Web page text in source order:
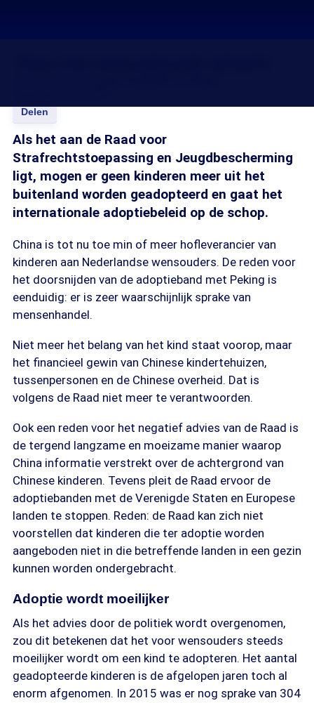
Delen
Als het aan de Raad voor
Strafrechtstoepassing en Jeugdbescherming
ligt, mogen er geen kinderen meer uit het
buitenland worden geadopteerd en gaat het
internationale adoptiebeleid op de schop.
China is tot nu toe min of meer hofleverancier van
kinderen aan Nederlandse wensouders. De reden voor
het doorsnijden van de adoptieband met Peking is
eenduidig: er is zeer waarschijnlijk sprake van
mensenhandel.
Niet meer het belang van het kind staat voorop, maar
het financieel gewin van Chinese kindertehuizen,
tussenpersonen en de Chinese overheid. Dat is
volgens de Raad niet meer te verantwoorden.
Ook een reden voor het negatief advies van de Raad is
de tergend langzame en moeizame manier waarop
China informatie verstrekt over de achtergrond van
Chinese kinderen. Tevens pleit de Raad ervoor de
adoptiebanden met de Verenigde Staten en Europese
landen te stoppen. Reden: de Raad kan zich niet
voorstellen dat kinderen die ter adoptie worden
aangeboden niet in die betreffende landen in een gezin
kunnen worden ondergebracht.
Adoptie wordt moeilijker
Als het advies door de politiek wordt overgenomen,
zou dit betekenen dat het voor wensouders steeds
moeilijker wordt om een kind te adopteren. Het aantal
geadopteerde kinderen is de afgelopen jaren toch al
enorm afgenomen. In 2015 was er nog sprake van 304